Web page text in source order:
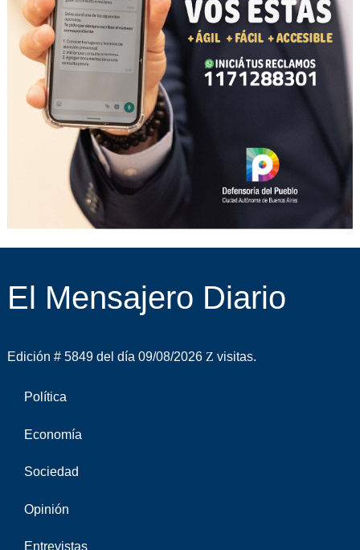
El Mensajero Diario
Edición # 5849 del día 09/08/2026 visitas.
Política
Economía
Sociedad
Opinión
Entrevistas